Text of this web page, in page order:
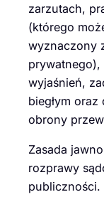
zarzutach,
(którego
wyznaczony
prywatnego),
wyjaśnień,
biegłym
obrony
Zasada
rozprawy
publiczności.